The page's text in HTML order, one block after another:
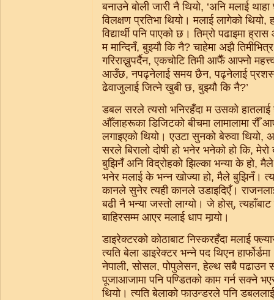
बनाउने बोली जारी नै थियो, ‘अनि मलाई
विलक्षण प्रतिभा थियो। मलाई लागेको थियो,
विद्यार्थी पनि पाएको छ। तिम्रो पढाइमा
म मान्दिनँ, बुझ्यौ कि नै? चाहेमा अझै
गरिराख्नुपर्दैन, एकचोटि तिमी आफैँ आफ्नोे
आउँछ, नपढ्नेलाई समय छैन, पढ्नेलाई
ढेवाजुलाई जित्ने खुबी छ, बुझ्यौ कि नै?’
डबल सरले त्यसो भनिरहँदा म उसको हातलाई
औँलाहरूका डिजिटको बीचमा लामालामा रौँ
लगाइएको थियो। एउटा सुनको बेरुवा थियो,
सरले बिरालो दोषी हो भनेर भनेको हो कि, मेरो
बुझिनँ अनि विद्रोहको झिल्का भन्या के हो,
भनेर मलाई के भन्न खोज्या हो, मैले बुझिनँ।
कानले सुनेर त्यही कानले उडाइदिएँ।
बढी नै भन्या जस्तो लाग्यो। जे होस्,
बाहिरसम्म आएर मलाई धाप मार्‍यो।
डाइरेक्टरको कोठाबाट निस्करहँदा मलाई
त्यति बेला डाइरेक्टर भन्ने पद थिएन
नेपाली, सोसल, पोपुलेसन, हेल्थ सबै पढाउन
पूजाआजामा पनि पण्डितको काम गर्न सक्ने
थियो। त्यति बेलाको फाउन्डरले पनि